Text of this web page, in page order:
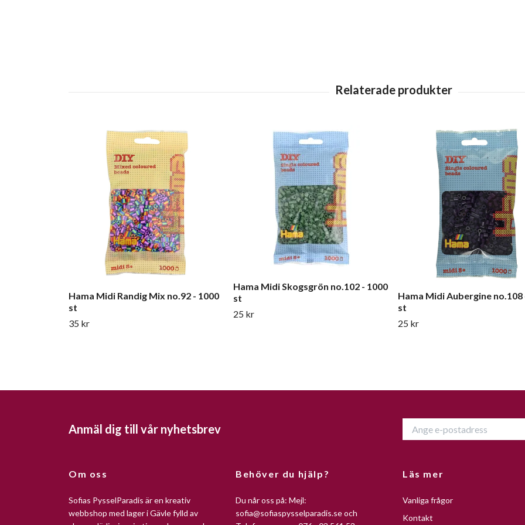
Hama Midi Randig Mix no.92 - 1000
st
35 kr
Hama Midi Skogsgrön no.102 - 1000
st
25 kr
Hama Midi Aubergine no.108
st
25 kr
Anmäl dig till vår nyhetsbrev
Om oss
Sofias PysselParadis är en kreativ
webbshop med lager i Gävle fylld av
Behöver du hjälp?
Du når oss på: Mejl:
sofia@sofiaspysselparadis.seoch
Läs mer
Vanliga frågor
Kontakt